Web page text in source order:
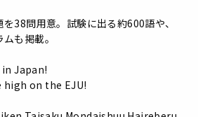
38問用意。試験に出る約600語や、
も掲載。
Japan!
on the EJU!